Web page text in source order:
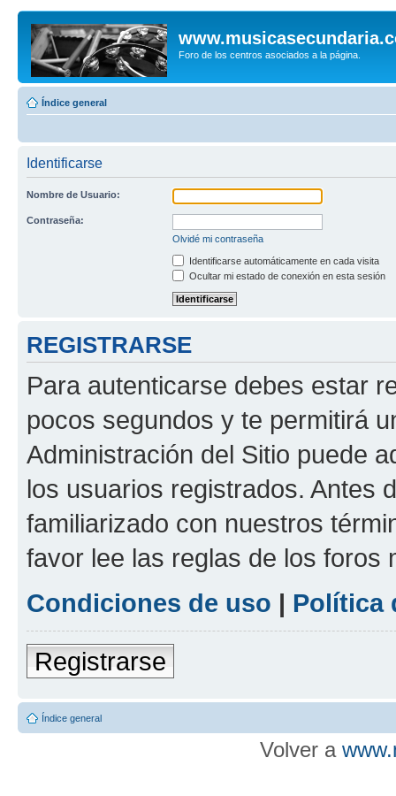
Foro de los centros asociados a la página.
Índice general
Identificarse
Nombre de Usuario:
Contraseña:
Olvidé mi contraseña
Identificarse automáticamente en cada visita
Ocultar mi estado de conexión en esta sesión
REGISTRARSE
Para autenticarse debes estar
pocos segundos y te permitirá
Administración del Sitio puede
los usuarios registrados. Antes
familiarizado con nuestros
favor lee las reglas de los foros
Condiciones de uso | Política
Registrarse
Índice general
Volver a